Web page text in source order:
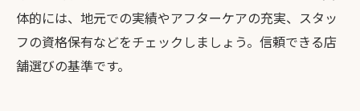
体的には、地元での実績やアフターケアの充実、スタッ
フの資格保有などをチェックしましょう。信頼できる店
舗選びの基準です。